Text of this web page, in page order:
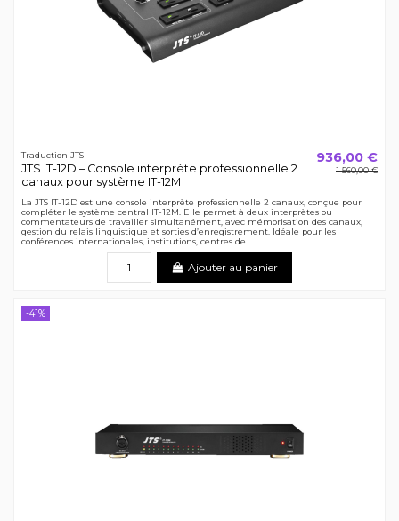
Traduction JTS
JTS IT-12D – Console interprète professionnelle 2
canaux pour système IT-12M
936,00 €
1 560,00 €
La JTS IT-12D est une console interprète professionnelle 2 canaux, conçue pour
compléter le système central IT-12M. Elle permet à deux interprètes ou
commentateurs de travailler simultanément, avec mémorisation des canaux,
gestion du relais linguistique et sorties d’enregistrement. Idéale pour les
conférences internationales, institutions, centres de...
Ajouter au panier
-41%